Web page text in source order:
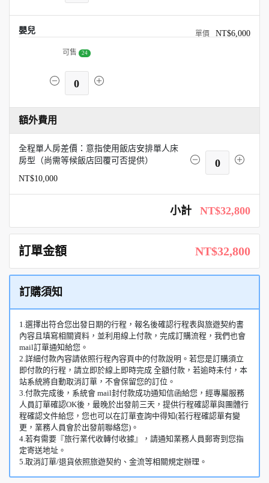
嬰兒 NT$6,000
可售 24
0
額外費用
全程單人房差價：意指使用飯店安排單人床
房型（尚需等候飯店回覆可否提供）
NT$10,000
0
小計 NT$32,800
訂單金額 NT$32,800
訂購須知
1.選擇出符合您出發日期的行程，報名後確認行程表與旅遊契約書
內容且填寫相關資料，並利用線上付款，完成訂購流程，我們也會
mail訂單通知給您。
2.詳細付款內容請依照行程內容頁中的付款說明。若您是訂購須立
即付款的行程，請立即於線上即時完成 全額付款，若逾時未付，本
站系統將自動取消訂單，不會保留您的訂位。
3.付款完成後，系統會 mail封付款成功通知信函給您，經專屬服務
人員訂單確認OK後，最晚於出發前三天，提供行程確認單與團體行
程確認文件給您，您也可以在訂單查詢中得知(若行程確認單有變
更，業務人員會於出發前聯絡您)。
4.若有需要『旅行業代收轉付收據』，請通知業務人員郵寄到您指
定寄送地址。
5.取消訂單/退貨依照旅遊契約、金流等相關規定辦理。